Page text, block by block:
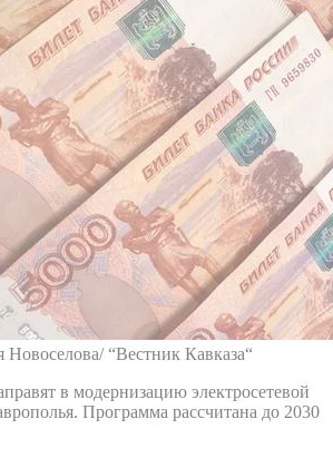
“Вестник Кавказа“
в модернизацию электросетевой
Программа рассчитана до 2030